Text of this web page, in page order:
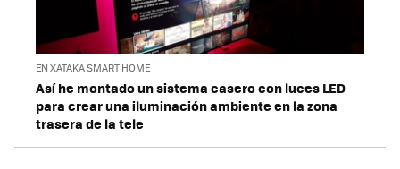
EN XATAKA SMART HOME
Así he montado un sistema casero con luces LED
para crear una iluminación ambiente en la zona
trasera de la tele